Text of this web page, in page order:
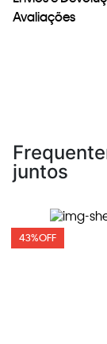
Avaliações
juntos
43%OFF